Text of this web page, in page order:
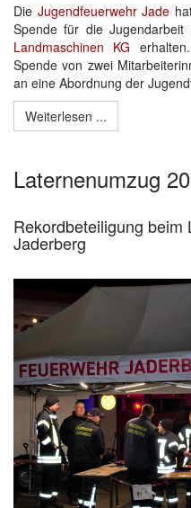
Die Jugendfeuerwehr Jade
Spende für die Jugendarbeit
Landmaschinen KG
Spende von zwei
an eine Abordnung der
Weiterlesen ...
Laternenumzug
Rekordbeteiligung beim
Jaderberg